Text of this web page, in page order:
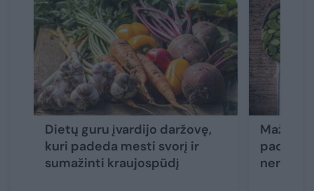
Dietų guru įvardijo daržovę,
kuri padeda mesti svorį ir
sumažinti kraujospūdį
Mažos,